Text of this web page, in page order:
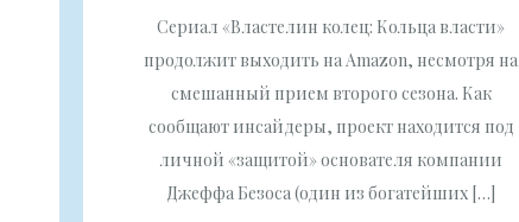
Сериал «Властелин колец: Кольца власти»
продолжит выходить на Amazon, несмотря на
смешанный прием второго сезона. Как
сообщают инсайдеры, проект находится под
личной «защитой» основателя компании
Джеффа Безоса (один из богатейших […]